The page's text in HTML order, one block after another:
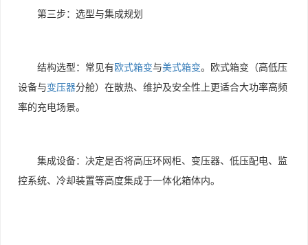
第三步：选型与集成规划
结构选型：常见有欧式箱变与美式箱变。欧式箱变（高低压
设备与变压器分舱）在散热、维护及安全性上更适合大功率高频
率的充电场景。
集成设备：决定是否将高压环网柜、变压器、低压配电、监
控系统、冷却装置等高度集成于一体化箱体内。